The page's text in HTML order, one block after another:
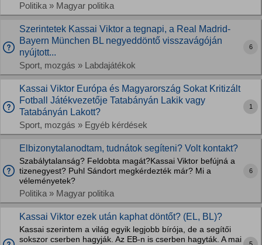
Politika » Magyar politika
Szerintetek Kassai Viktor a tegnapi, a Real Madrid-
Bayern München BL negyeddöntő visszavágóján
nyújtott...
Sport, mozgás » Labdajátékok
6
Kassai Viktor Európa és Magyarország Sokat Kritizált
Fotball Játékvezetője Tatabányán Lakik vagy
Tatabányán Lakott?
Sport, mozgás » Egyéb kérdések
1
Elbizonytalanodtam, tudnátok segíteni? Volt kontakt?
Szabálytalanság? Feldobta magát?Kassai Viktor befújná a
tizenegyest? Puhl Sándort megkérdezték már? Mi a
véleményetek?
Politika » Magyar politika
6
Kassai Viktor ezek után kaphat döntőt? (EL, BL)?
Kassai szerintem a világ egyik legjobb bírója, de a segítői
sokszor cserben hagyják. Az EB-n is cserben hagyták. A mai